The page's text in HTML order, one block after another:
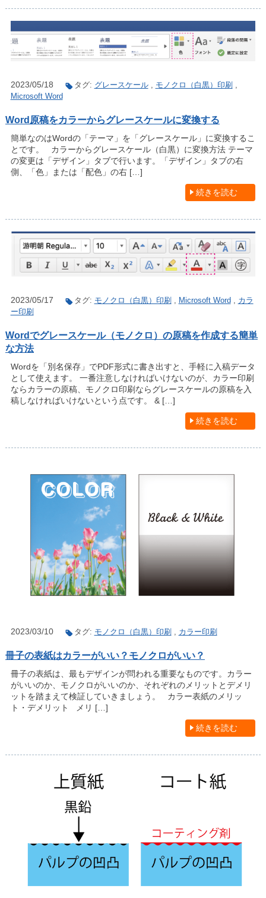
2023/05/18 タグ: グレースケール, モノクロ（白黒）印刷
Microsoft Word
Word原稿をカラーからグレースケールに変換する
簡単なのはWordの「テーマ」を「グレースケール」に変換するこ
とです。 カラーからグレースケール（白黒）に変換方法 テーマ
の変更は「デザイン」タブで行います。「デザイン」タブの右
側、「色」または「配色」の右 […]
続きを読む
2023/05/17 タグ: モノクロ（白黒）印刷, Microsoft Word, カラ
ー印刷
Wordでグレースケール（モノクロ）の原稿を作成する簡単
な方法
Wordを「別名保存」でPDF形式に書き出すと、手軽に入稿データ
として使えます。 一番注意しなければいけないのが、カラー印刷
ならカラーの原稿、モノクロ印刷ならグレースケールの原稿を入
稿しなければいけないという点です。 & […]
続きを読む
2023/03/10 タグ: モノクロ（白黒）印刷 , カラー印刷
冊子の表紙はカラーがいい？モノクロがいい？
冊子の表紙は、最もデザインが問われる重要なものです。カラー
がいいのか、モノクロがいいのか、それぞれのメリットとデメリ
ットを踏まえて検証していきましょう。 カラー表紙のメリッ
ト・デメリット メリ […]
続きを読む